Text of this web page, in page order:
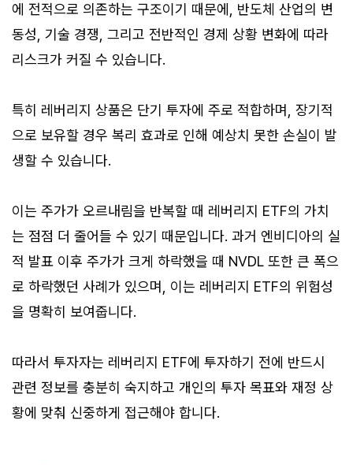
에 전적으로 의존하는 구조이기 때문에, 반도체 산업의 변
동성, 기술 경쟁, 그리고 전반적인 경제 상황 변화에 따라
리스크가 커질 수 있습니다.
특히 레버리지 상품은 단기 투자에 주로 적합하며, 장기적
으로 보유할 경우 복리 효과로 인해 예상치 못한 손실이 발
생할 수 있습니다.
이는 주가가 오르내림을 반복할 때 레버리지 ETF의 가치
는 점점 더 줄어들 수 있기 때문입니다. 과거 엔비디아의 실
적 발표 이후 주가가 크게 하락했을 때 NVDL 또한 큰 폭으
로 하락했던 사례가 있으며, 이는 레버리지 ETF의 위험성
을 명확히 보여줍니다.
따라서 투자자는 레버리지 ETF에 투자하기 전에 반드시
관련 정보를 충분히 숙지하고 개인의 투자 목표와 재정 상
황에 맞춰 신중하게 접근해야 합니다.